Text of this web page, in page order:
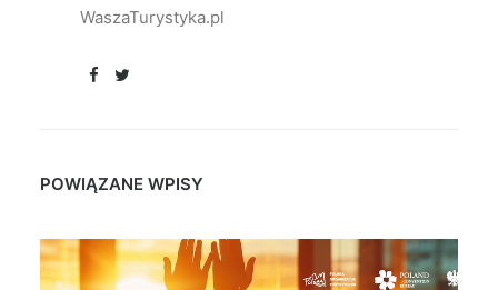
WaszaTurystyka.pl
POWIĄZANE WPISY